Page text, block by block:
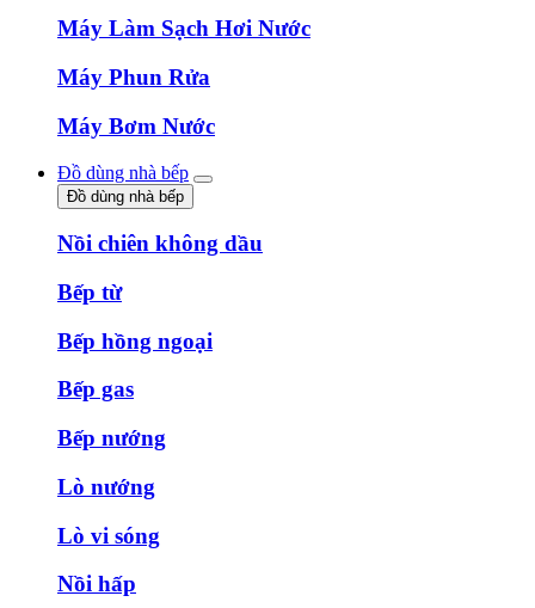
Máy Làm Sạch Hơi Nước
Máy Phun Rửa
Máy Bơm Nước
Đồ dùng nhà bếp
Đồ dùng nhà bếp
Nồi chiên không dầu
Bếp từ
Bếp hồng ngoại
Bếp gas
Bếp nướng
Lò nướng
Lò vi sóng
Nồi hấp